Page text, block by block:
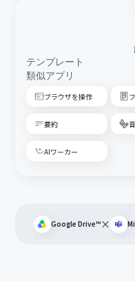
テンプレート
類似アプリ
ブラウザを操作
要約
AIワーカー
Google Drive™×